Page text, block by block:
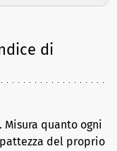
di
quanto ogni
del proprio